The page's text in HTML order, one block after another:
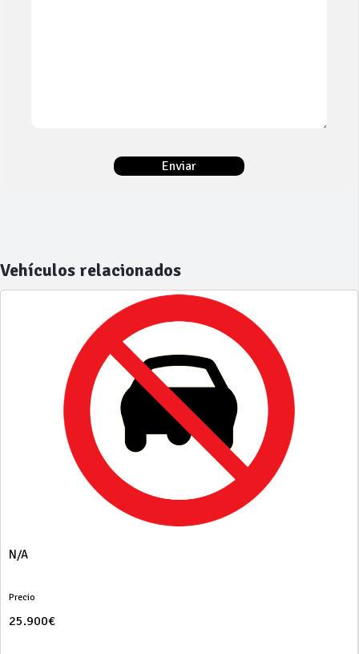
Vehículos relacionados
N/A
Precio
25.900€